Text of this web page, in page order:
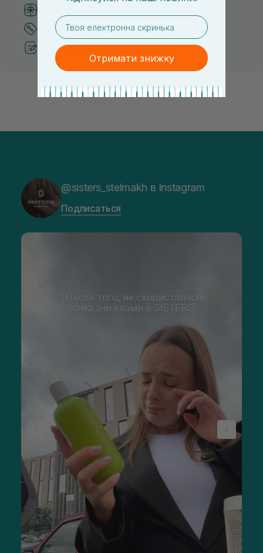
Лучшие цены и топ товары
Рекомендации от косметологов
@sisters_stelmakh в Instagram
Подписаться
email
Отримати знижку